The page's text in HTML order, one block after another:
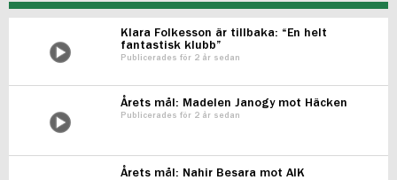
Klara Folkesson är tillbaka: “En helt
fantastisk klubb”
Publicerades för 2 år sedan
Årets mål: Madelen Janogy mot Häcken
Publicerades för 2 år sedan
Årets mål: Nahir Besara mot AIK